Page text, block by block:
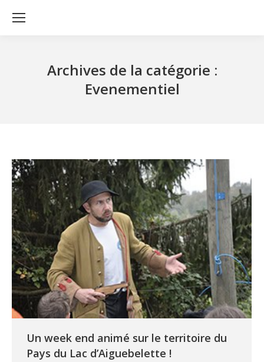
Archives de la catégorie :
Evenementiel
Un week end animé sur le territoire du
Pays du Lac d’Aiguebelette !